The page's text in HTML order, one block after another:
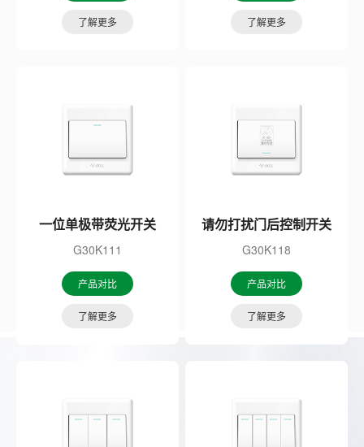
了解更多 了解更多
一位单极带荧光开关
G30K111
产品对比
了解更多
请勿打扰门后控制开关
G30K118
产品对比
了解更多